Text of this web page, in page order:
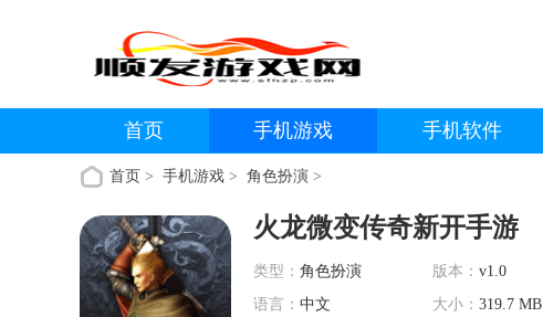
首页 手机游戏 手机软件
首页 > 手机游戏 > 角色扮演 >
火龙微变传奇新开手游
类型： 角色扮演 版本： v1.0
语言： 中文 大小： 319.7 MB